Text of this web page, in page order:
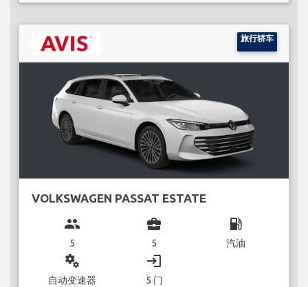
旅行轿车
VOLKSWAGEN PASSAT ESTATE
group
5
business_center
5
local_gas_station
汽油
miscellaneous_services
自动变速器
login
5 门